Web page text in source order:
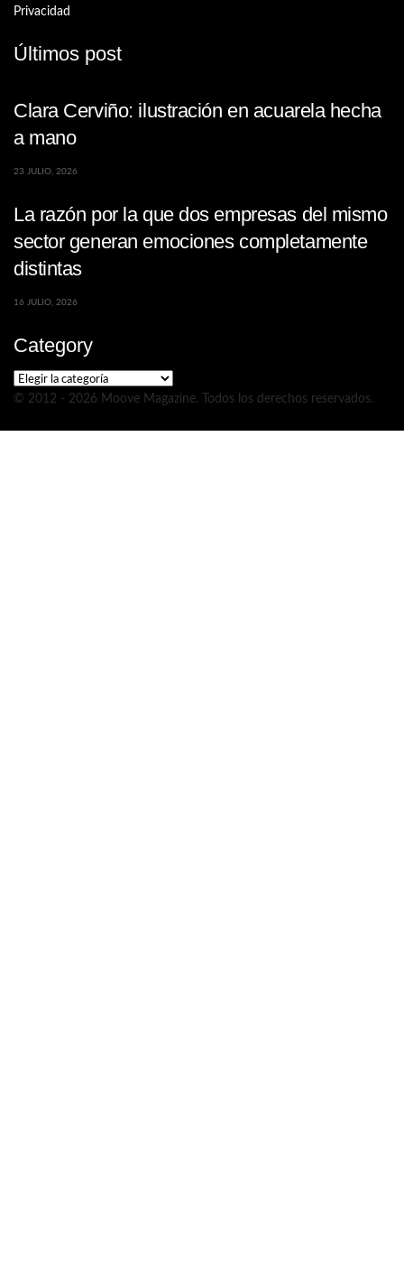
Privacidad
Últimos post
Clara Cerviño: ilustración en acuarela hecha
a mano
23 JULIO, 2026
La razón por la que dos empresas del mismo
sector generan emociones completamente
distintas
16 JULIO, 2026
Category
Category
© 2012 - 2026 Moove Magazine. Todos los derechos reservados.